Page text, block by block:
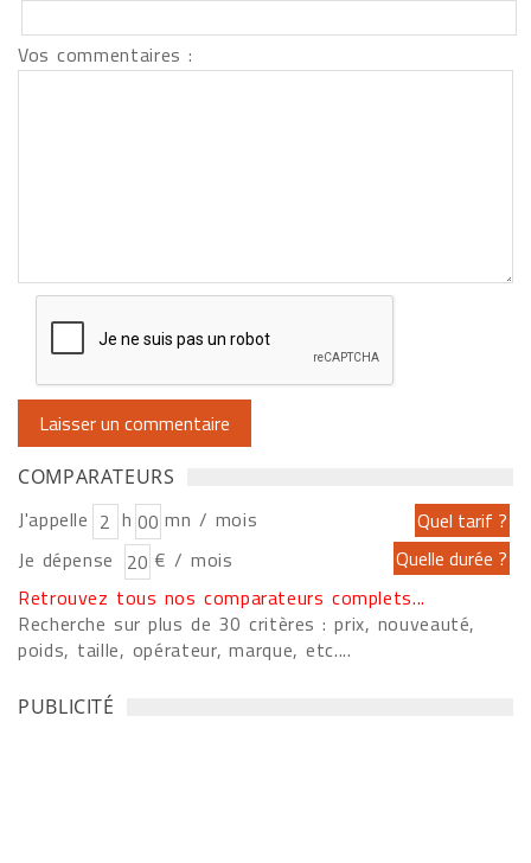
Vos commentaires :
COMPARATEURS
J'appelle h
mn / mois
Je dépense
€ / mois
Retrouvez tous nos comparateurs complets...
Recherche sur plus de 30 critères : prix, nouveauté,
poids, taille, opérateur, marque, etc....
PUBLICITÉ